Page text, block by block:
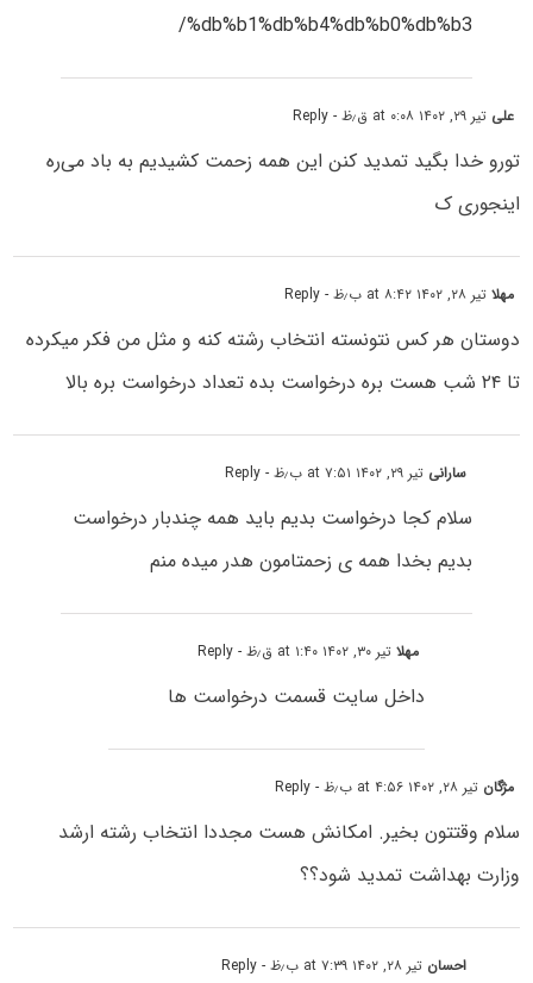
%db%b1%db%b4%db%b0%db%b3/
علی تیر ۲۹, ۱۴۰۲ at ۰:۰۸ ق٫ظ - Reply
تورو خدا بگید تمدید کنن این همه زحمت کشیدیم به باد می‌ره
اینجوری ک
مهلاتیر ۲۸, ۱۴۰۲ at ۸:۴۲ ب٫ظ - Reply
دوستان هر کس نتونسته انتخاب رشته کنه و مثل من فکر میکرده
تا ۲۴ شب هست بره درخواست بده تعداد درخواست بره بالا
سارانی تیر ۲۹, ۱۴۰۲ at ۷:۵۱ ب٫ظ - Reply
سلام کجا درخواست بدیم باید همه چندبار درخواست
بدیم بخدا همه ی زحمتامون هدر میده منم
مهلاتیر ۳۰, ۱۴۰۲ at ۱:۴۰ ق٫ظ - Reply
داخل سایت قسمت درخواست ها
مژگان تیر ۲۸, ۱۴۰۲ at ۴:۵۶ ب٫ظ - Reply
سلام وقتتون بخیر. امکانش هست مجددا انتخاب رشته ارشد
وزارت بهداشت تمدید شود؟؟
احسان تیر ۲۸, ۱۴۰۲ at ۷:۳۹ ب٫ظ - Reply